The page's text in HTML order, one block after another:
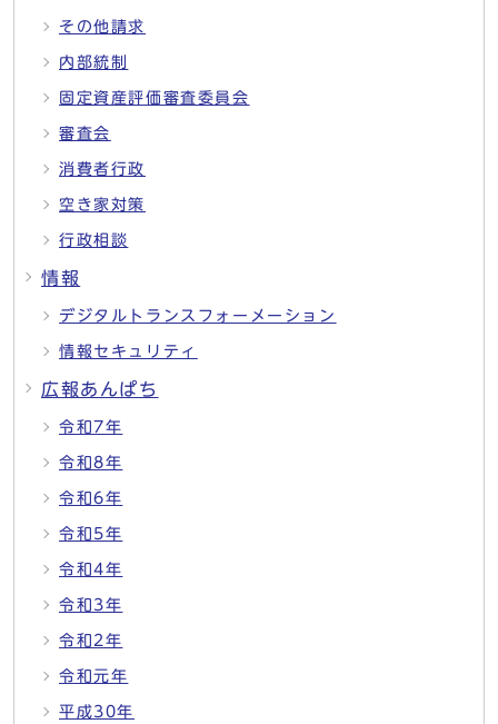
その他請求
内部統制
固定資産評価審査委員会
審査会
消費者行政
空き家対策
行政相談
情報
デジタルトランスフォーメーション
情報セキュリティ
広報あんぱち
令和7年
令和8年
令和6年
令和5年
令和4年
令和3年
令和2年
令和元年
平成30年